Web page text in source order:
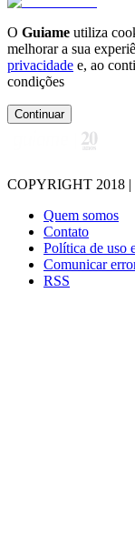
O Guiame utiliza
melhorar a sua
privacidade e, ao
condições
Continuar
COPYRIGHT 2018 |
Quem somos
Contato
Política de uso
Comunicar
RSS